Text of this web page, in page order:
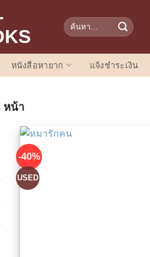
ค้นหา:
หนังสือหายาก แจ้งชำระเงิน
หน้า
-40%
USED